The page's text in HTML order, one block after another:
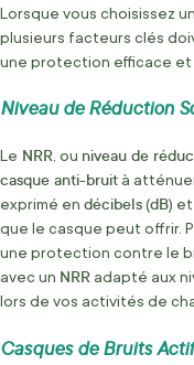
Lorsque vous choisissez un
plusieurs facteurs clés
une protection efficace et
Niveau de Réduction
Le NRR , ou niveau de
casque anti-bruit à
exprimé en décibels(dB)
que le casque peut offrir.
une protection contre le
avec un NRR adapté aux
lors de vos activités de
Casques de Bruits